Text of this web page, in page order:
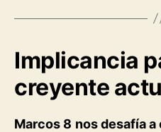
Implicancia
creyente
Marcos 8 nos desafía